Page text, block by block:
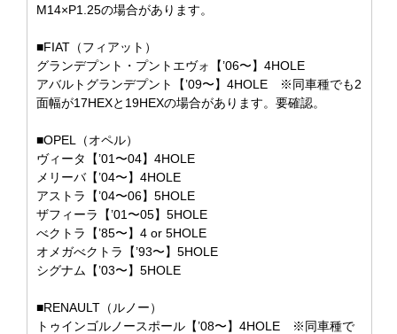
M14×P1.25の場合があります。
■FIAT（フィアット）
グランデプント・プントエヴォ【’06〜】4HOLE
アバルトグランデプント【’09〜】4HOLE ※同車種でも2
面幅が17HEXと19HEXの場合があります。要確認。
■OPEL（オペル）
ヴィータ【’01〜04】4HOLE
メリーバ【’04〜】4HOLE
アストラ【’04〜06】5HOLE
ザフィーラ【’01〜05】5HOLE
べクトラ【’85〜】4 or 5HOLE
オメガべクトラ【’93〜】5HOLE
シグナム【’03〜】5HOLE
■RENAULT（ルノー）
トゥインゴルノースポール【’08〜】4HOLE ※同車種で